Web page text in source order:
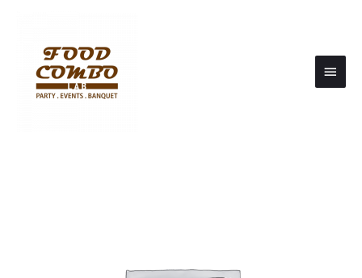
Main